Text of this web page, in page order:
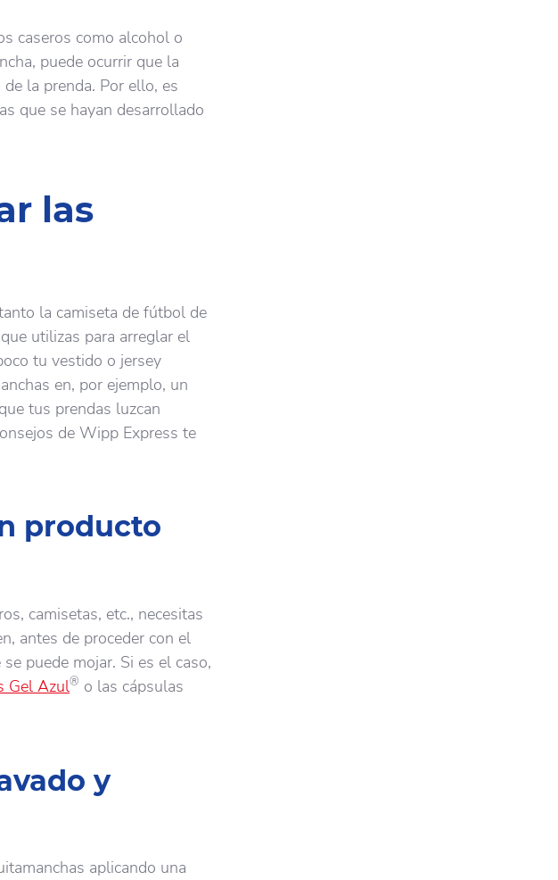
caseros como alcohol o
puede ocurrir que la
la prenda. Por ello, es
que se hayan desarrollado
las
la camiseta de fútbol de
utilizas para arreglar el
tu vestido o jersey
en, por ejemplo, un
tus prendas luzcan
de Wipp Express te
producto
camisetas, etc., necesitas
antes de proceder con el
puede mojar. Si es el caso,
Gel Azul® o las cápsulas
y
aplicando una